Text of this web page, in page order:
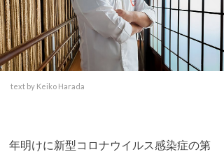
text by Keiko Harada
年明けに新型コロナウイルス感染症の第